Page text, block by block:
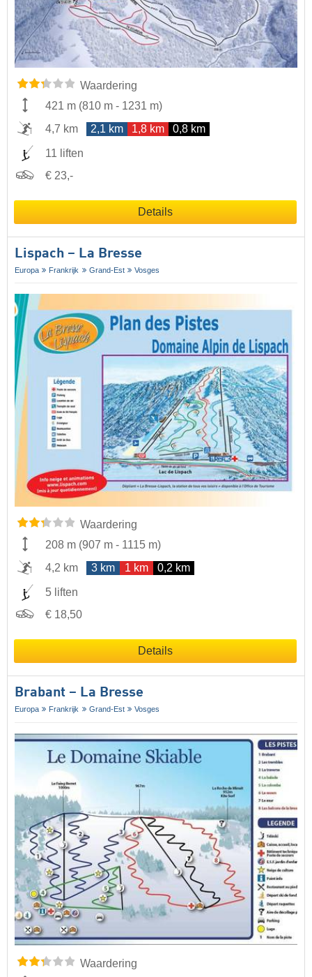
Waardering
421 m (810 m - 1231 m)
4,7 km
2,1 km 1,8 km 0,8 km
11 liften
€ 23,-
Details
Lispach – La Bresse
Europa Frankrijk Grand-Est Vosges
Waardering
208 m (907 m - 1115 m)
4,2 km
3 km 1 km 0,2 km
5 liften
€ 18,50
Details
Brabant – La Bresse
Europa Frankrijk Grand-Est Vosges
Waardering